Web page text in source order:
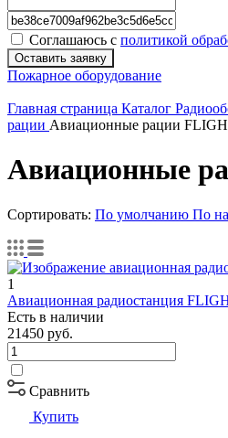
Соглашаюсь с политикой
Оставить заявку
Пожарное оборудование
Главная страница Каталог
рации Авиационные рации
Авиационные
Сортировать: По умолчанию По
1
Авиационная радиостанция
Есть в наличии
21450 руб.
Сравнить
Купить